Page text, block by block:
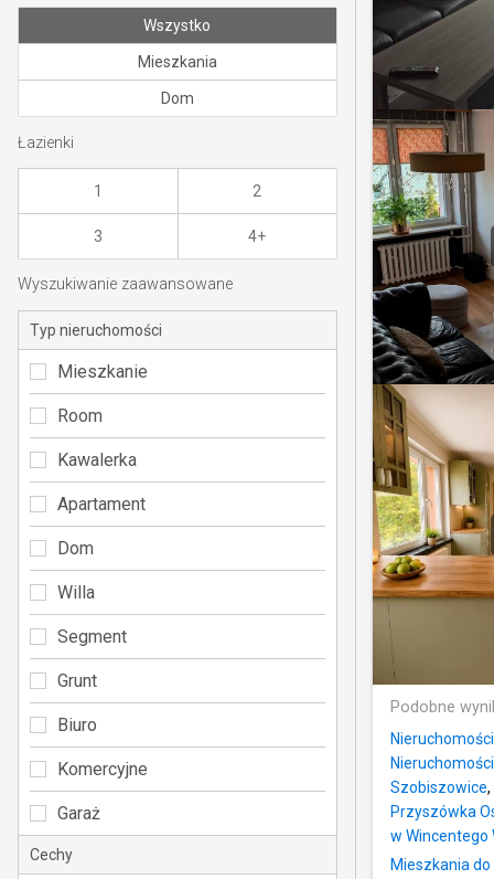
Podobne
Szobiszowice,
Przyszówka
w Wincentego
Mieszkania do
Wszystko
Mieszkania
Dom
Łazienki
1 2
3 4+
Wyszukiwanie zaawansowane
Typ nieruchomości
Mieszkanie
Room
Kawalerka
Apartament
Dom
Willa
Segment
Grunt
Biuro
Komercyjne
Garaż
Cechy